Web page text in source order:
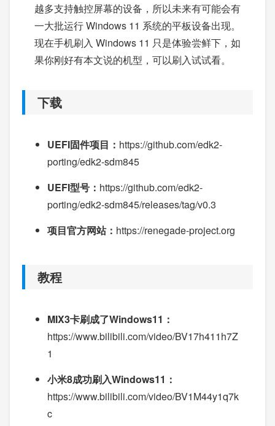
越多支持触控屏幕的设备，所以未来有可能会有
一大批运行 Windows 11 系统的平板设备出现。
现在手机刷入 Windows 11 只是体验尝鲜下，如
果你刚好有本文说的机型，可以刷入试试看。
下载
UEFI固件项目： https://github.com/edk2-
porting/edk2-sdm845
UEFI型号： https://github.com/edk2-
porting/edk2-sdm845/releases/tag/v0.3
项目官方网站： https://renegade-project.org
教程
MIX3卡刷成了Windows11：
https://www.bilibili.com/video/BV17h411h7Z
1
小米8成功刷入Windows11：
https://www.bilibili.com/video/BV1M44y1q7k
c